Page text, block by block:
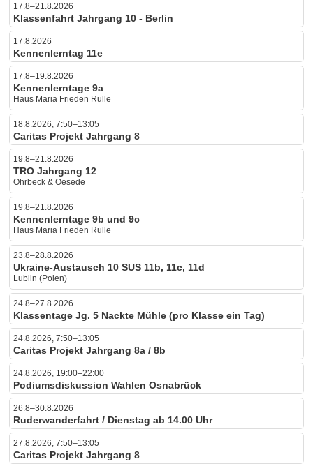
17.8–21.8.2026
Klassenfahrt Jahrgang 10 - Berlin
17.8.2026
Kennenlerntag 11e
17.8–19.8.2026
Kennenlerntage 9a
Haus Maria Frieden Rulle
18.8.2026, 7:50–13:05
Caritas Projekt Jahrgang 8
19.8–21.8.2026
TRO Jahrgang 12
Ohrbeck & Oesede
19.8–21.8.2026
Kennenlerntage 9b und 9c
Haus Maria Frieden Rulle
23.8–28.8.2026
Ukraine-Austausch 10 SUS 11b, 11c, 11d
Lublin (Polen)
24.8–27.8.2026
Klassentage Jg. 5 Nackte Mühle (pro Klasse ein Tag)
24.8.2026, 7:50–13:05
Caritas Projekt Jahrgang 8a / 8b
24.8.2026, 19:00–22:00
Podiumsdiskussion Wahlen Osnabrück
26.8–30.8.2026
Ruderwanderfahrt / Dienstag ab 14.00 Uhr
27.8.2026, 7:50–13:05
Caritas Projekt Jahrgang 8